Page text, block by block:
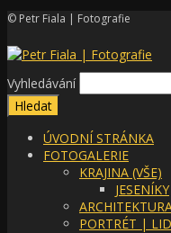
© Petr Fiala | Fotografie
Vyhledávání
ÚVODNÍ STRÁNKA
FOTOGALERIE
KRAJINA (VŠE)
JESENÍKY
PORTRÉT |